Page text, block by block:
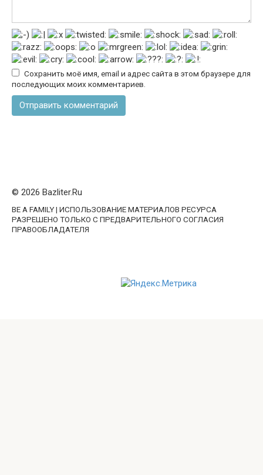
Сохранить моё имя, email и адрес сайта в этом браузере для
последующих моих комментариев.
© 2026 Bazliter.Ru
BE A FAMILY | ИСПОЛЬЗОВАНИЕ МАТЕРИАЛОВ РЕСУРСА
РАЗРЕШЕНО ТОЛЬКО С ПРЕДВАРИТЕЛЬНОГО СОГЛАСИЯ
ПРАВООБЛАДАТЕЛЯ